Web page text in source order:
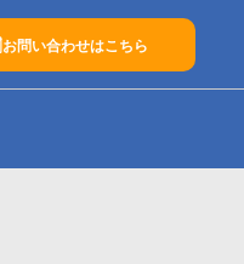
お問い合わせはこちら